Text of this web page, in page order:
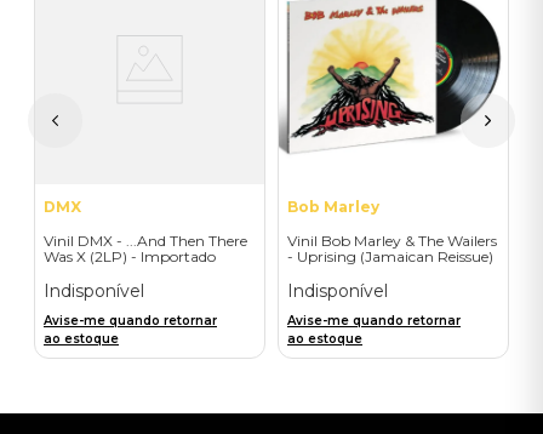
DMX
Vinil DMX - ...And Then There
Was X (2LP) - Importado
Indisponível
Avise-me quando retornar
ao estoque
Bob Marley
Vinil Bob Marley & The Wailers
- Uprising (Jamaican Reissue)
Indisponível
Avise-me quando retornar
ao estoque